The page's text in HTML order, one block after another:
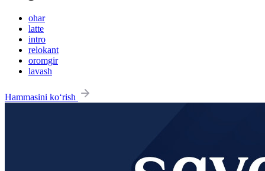
ohar
latte
intro
relokant
oromgir
lavash
Hammasini ko‘rish